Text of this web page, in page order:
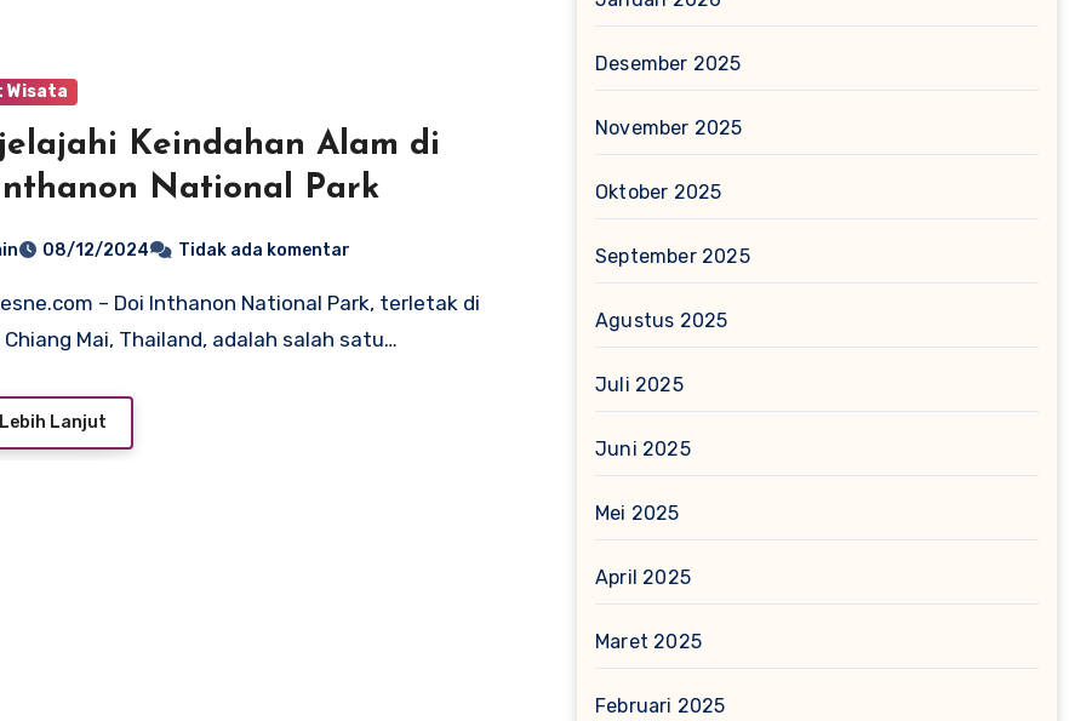
Wisata
Keindahan Alam di
National Park
08/12/2024 Tidak ada komentar
Mai, Thailand, adalah salah satu…
Lanjut
Desember 2025
November 2025
Oktober 2025
September 2025
Agustus 2025
Juli 2025
Juni 2025
Mei 2025
April 2025
Maret 2025
Februari 2025